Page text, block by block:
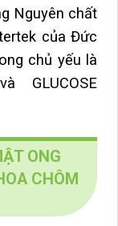
Nguyên chất
của Đức
chủ yếu là
GLUCOSE
ONG
CHÔM